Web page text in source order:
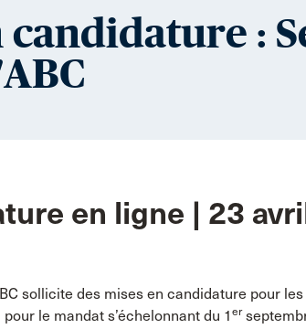
candidature :
en ligne | 23
sollicite des mises en candidature pour
le mandat s’échelonnant du 1 er